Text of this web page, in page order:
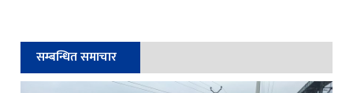
सम्बन्धित समाचार